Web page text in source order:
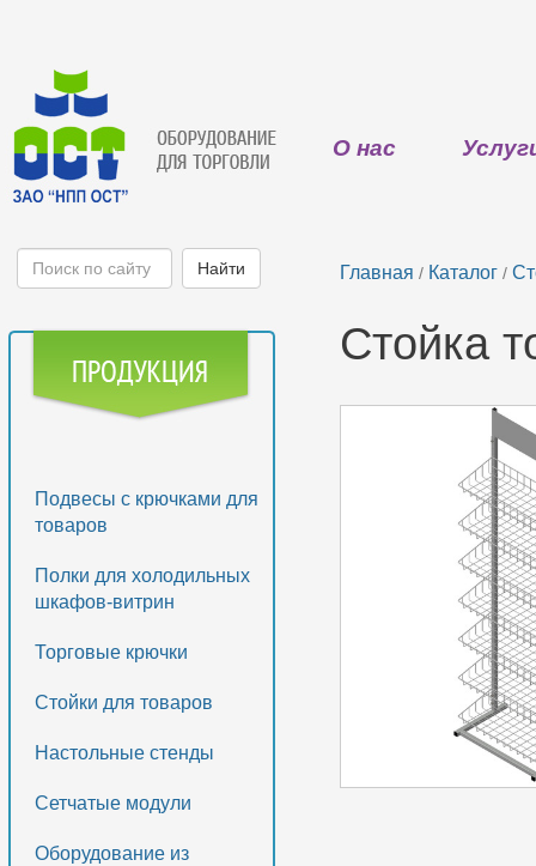
О нас
Подвесы с крючками для
товаров
Полки для холодильных
шкафов-витрин
Торговые крючки
Стойки для товаров
Настольные стенды
Сетчатые модули
Оборудование из
Главная / Каталог /
Стойка